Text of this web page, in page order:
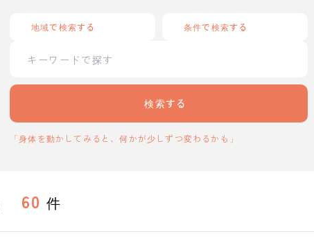
地域で検索する 条件で検索する
検索する
「身体を動かしてみると、何かが少しずつ変わるかも」
60 件